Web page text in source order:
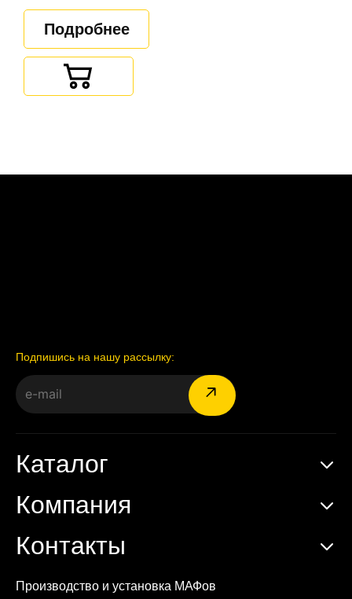
Подробнее
Подпишись на нашу рассылку:
Производство и установка МАФов
Каталог
Компания
Контакты